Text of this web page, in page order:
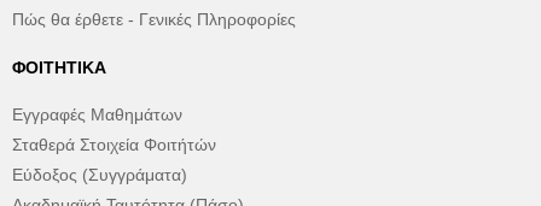
Πώς θα έρθετε - Γενικές Πληροφορίες
ΦΟΙΤΗΤΙΚΆ
Εγγραφές Μαθημάτων
Σταθερά Στοιχεία Φοιτήτών
Εύδοξος (Συγγράματα)